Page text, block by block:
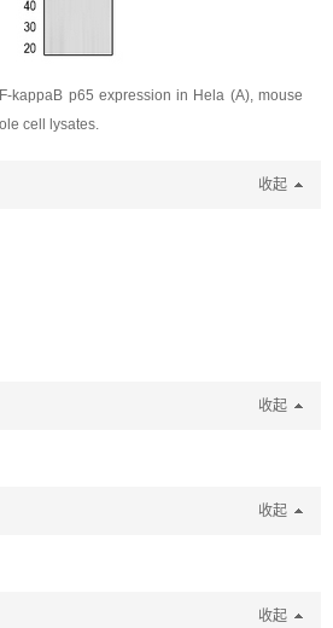
kappaB p65 expression in Hela (A), mouse
cell lysates.
收起
收起
收起
收起